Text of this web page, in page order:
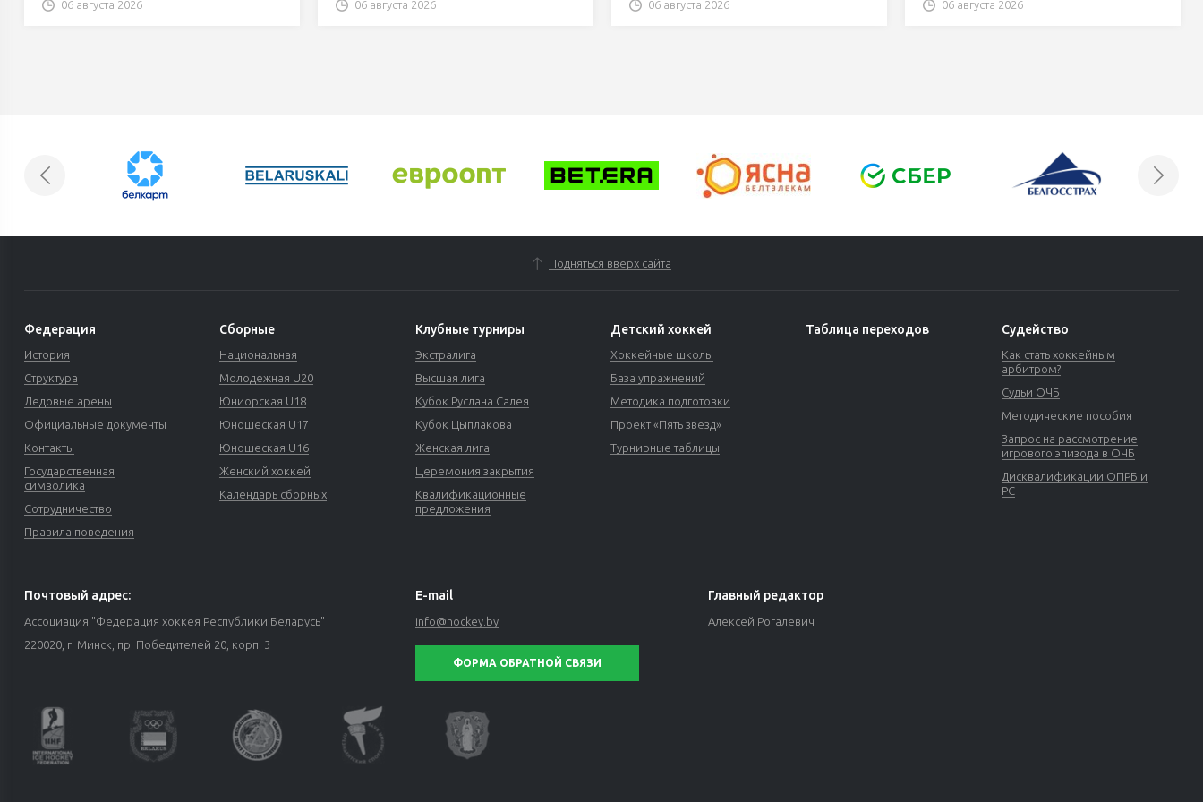
06 августа 2026 06 августа 2026
«Шахтера» – о команде Betera-
06 августа 2026 06 августа 2026
Подняться вверх сайта
Федерация
История
Структура
Ледовые арены
Официальные документы
Контакты
Государственная
символика
Сотрудничество
Правила поведения
Сборные
Национальная
Молодежная U20
Юниорская U18
Юношеская U17
Юношеская U16
Женский хоккей
Календарь сборных
Клубные турниры
Экстралига
Высшая лига
Кубок Руслана Салея
Кубок Цыплакова
Женская лига
Церемония закрытия
Квалификационные
предложения
Детский хоккей
Хоккейные школы
База упражнений
Методика подготовки
Проект «Пять звезд»
Турнирные таблицы
Таблица переходов Судейство
Как стать хоккейным
арбитром?
Судьи ОЧБ
Методические пособия
Запрос на рассмотрение
игрового эпизода в ОЧБ
Дисквалификации ОПРБ и
РС
Почтовый адрес:
Ассоциация "Федерация хоккея Республики Беларусь"
220020, г. Минск, пр. Победителей 20, корп. 3
E-mail
info@hockey.by
ФОРМА ОБРАТНОЙ СВЯЗИ
Главный редактор
Алексей Рогалевич